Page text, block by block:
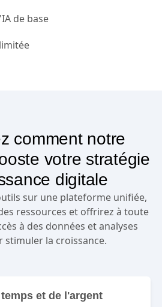
de base
comment notre
votre stratégie
digitale
sur une plateforme unifiée,
ressources et offrirez à toute
à des données et analyses
stimuler la croissance.
et de l'argent